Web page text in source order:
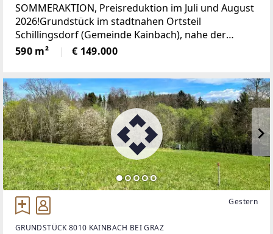
SOMMERAKTION, Preisreduktion im Juli und August
2026!Grundstück im stadtnahen Ortsteil
Schillingsdorf (Gemeinde Kainbach), nahe der
Grazer Stadtgrenze, mit toller Verkehrsanbindung
nach Graz und Gleisdorf!Überzeugen Sie sich und
590 m² € 149.000
Gestern
GRUNDSTÜCK 8010 KAINBACH BEI GRAZ